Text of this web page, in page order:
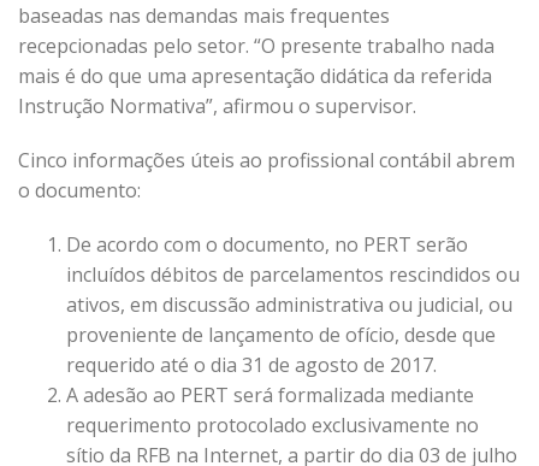
baseadas nas demandas mais frequentes
recepcionadas pelo setor. “O presente trabalho nada
mais é do que uma apresentação didática da referida
Instrução Normativa”, afirmou o supervisor.
Cinco informações úteis ao profissional contábil abrem
o documento:
De acordo com o documento, no PERT serão
incluídos débitos de parcelamentos rescindidos ou
ativos, em discussão administrativa ou judicial, ou
proveniente de lançamento de ofício, desde que
requerido até o dia 31 de agosto de 2017.
A adesão ao PERT será formalizada mediante
requerimento protocolado exclusivamente no
sítio da RFB na Internet, a partir do dia 03 de julho